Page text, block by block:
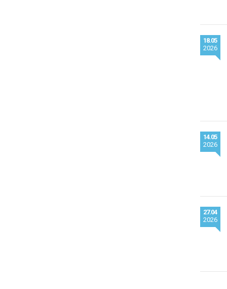
18.05
2026
14.05
2026
27.04
2026